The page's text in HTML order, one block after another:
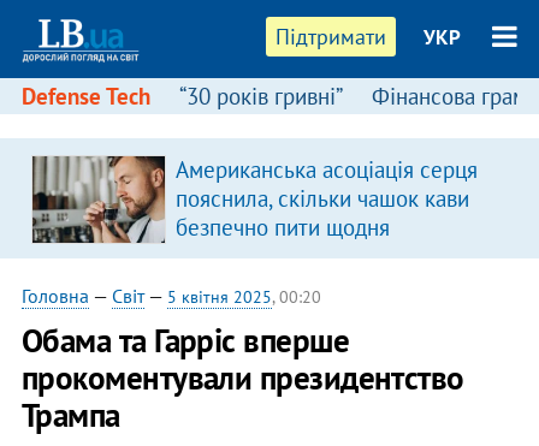
Підтримати УКР
Defense Tech “30 років гривні” Фінансова
Американська асоціація серця
пояснила, скільки чашок кави
безпечно пити щодня
Головна — Світ— 5 квітня 2025, 00:20
Обама та Гарріс вперше
прокоментували президентство
Трампа